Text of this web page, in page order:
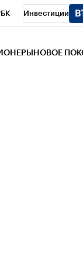
Инвестиции
НОВОЕ